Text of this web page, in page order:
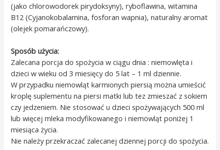
(jako chlorowodorek pirydoksyny), ryboflawina, witamina
B12 (Cyjanokobalamina, fosforan wapnia), naturalny aromat
(olejek pomarańczowy).
Sposób użycia:
Zalecana porcja do spożycia w ciągu dnia : niemowlęta i
dzieci w wieku od 3 miesięcy do 5 lat – 1 ml dziennie.
W przypadku niemowląt karmionych piersią można umieścić
kroplę suplementu na piersi matki lub tez zmieszać z sokiem
czy jedzeniem. Nie stosować u dzieci spożywających 500 ml
lub więcej mleka modyfikowanego i niemowląt poniżej 1
miesiąca życia.
Nie należy przekraczać zalecanej dziennej porcji do spożycia.